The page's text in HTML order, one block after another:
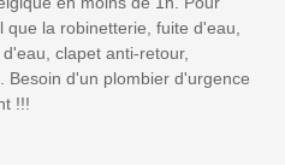
la robinetterie, fuite d'eau,
clapet anti-retour,
Besoin d'un plombier d'urgence
!!!